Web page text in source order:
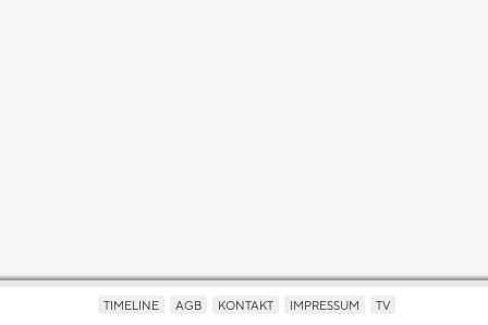
TIMELINE AGB KONTAKT IMPRESSUM TV